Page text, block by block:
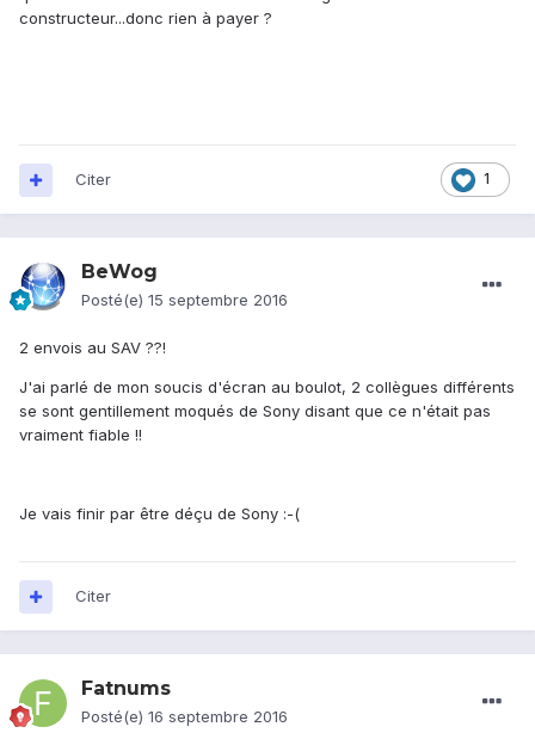
constructeur...donc rien à payer ?
1
Citer
BeWog
Posté(e) 15 septembre 2016
2 envois au SAV ??!
J'ai parlé de mon soucis d'écran au boulot, 2 collègues différents
se sont gentillement moqués de Sony disant que ce n'était pas
vraiment fiable !!
Je vais finir par être déçu de Sony :-(
Citer
Fatnums
Posté(e) 16 septembre 2016